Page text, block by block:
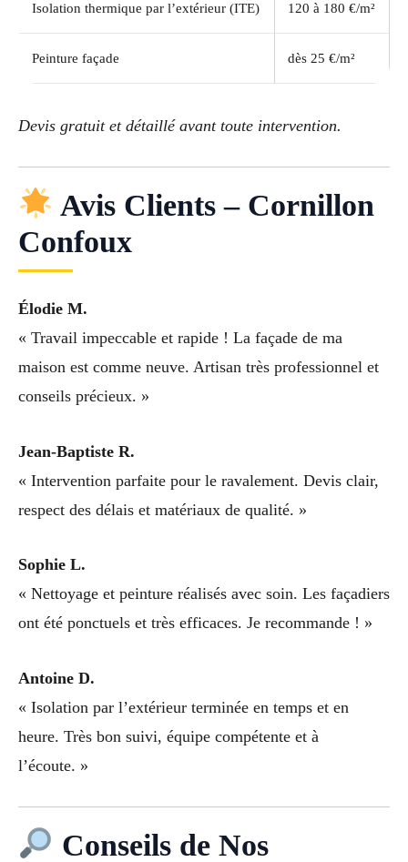
Isolation thermique par l’extérieur (ITE) 120 à 180 €/m²
Peinture façade dès 25 €/m²
Devis gratuit et détaillé avant toute intervention.
Avis Clients – Cornillon
Confoux
Élodie M.
« Travail impeccable et rapide ! La façade de ma
maison est comme neuve. Artisan très professionnel et
conseils précieux. »
Jean-Baptiste R.
« Intervention parfaite pour le ravalement. Devis clair,
respect des délais et matériaux de qualité. »
Sophie L.
« Nettoyage et peinture réalisés avec soin. Les façadiers
ont été ponctuels et très efficaces. Je recommande ! »
Antoine D.
« Isolation par l’extérieur terminée en temps et en
heure. Très bon suivi, équipe compétente et à
l’écoute. »
Conseils de Nos